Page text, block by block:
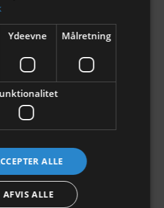
Vi vil holde dig opdateret med
produkter og tilbud.
Ydeevne Målretning
ALLE
AFVIS ALLE